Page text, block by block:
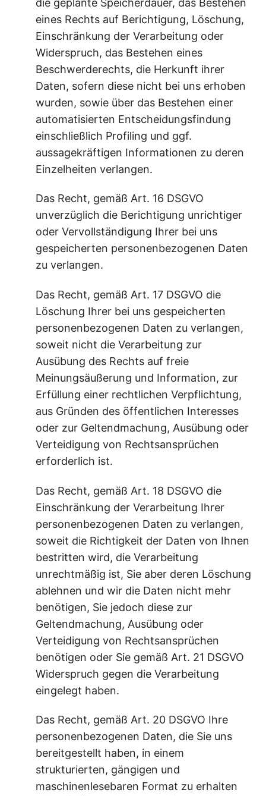
die geplante Speicherdauer, das Bestehen
eines Rechts auf Berichtigung, Löschung,
Einschränkung der Verarbeitung oder
Widerspruch, das Bestehen eines
Beschwerderechts, die Herkunft ihrer
Daten, sofern diese nicht bei uns erhoben
wurden, sowie über das Bestehen einer
automatisierten Entscheidungsfindung
einschließlich Profiling und ggf.
aussagekräftigen Informationen zu deren
Einzelheiten verlangen.
Das Recht, gemäß Art. 16 DSGVO
unverzüglich die Berichtigung unrichtiger
oder Vervollständigung Ihrer bei uns
gespeicherten personenbezogenen Daten
zu verlangen.
Das Recht, gemäß Art. 17 DSGVO die
Löschung Ihrer bei uns gespeicherten
personenbezogenen Daten zu verlangen,
soweit nicht die Verarbeitung zur
Ausübung des Rechts auf freie
Meinungsäußerung und Information, zur
Erfüllung einer rechtlichen Verpflichtung,
aus Gründen des öffentlichen Interesses
oder zur Geltendmachung, Ausübung oder
Verteidigung von Rechtsansprüchen
erforderlich ist.
Das Recht, gemäß Art. 18 DSGVO die
Einschränkung der Verarbeitung Ihrer
personenbezogenen Daten zu verlangen,
soweit die Richtigkeit der Daten von Ihnen
bestritten wird, die Verarbeitung
unrechtmäßig ist, Sie aber deren Löschung
ablehnen und wir die Daten nicht mehr
benötigen, Sie jedoch diese zur
Geltendmachung, Ausübung oder
Verteidigung von Rechtsansprüchen
benötigen oder Sie gemäß Art. 21 DSGVO
Widerspruch gegen die Verarbeitung
eingelegt haben.
Das Recht, gemäß Art. 20 DSGVO Ihre
personenbezogenen Daten, die Sie uns
bereitgestellt haben, in einem
strukturierten, gängigen und
maschinenlesebaren Format zu erhalten